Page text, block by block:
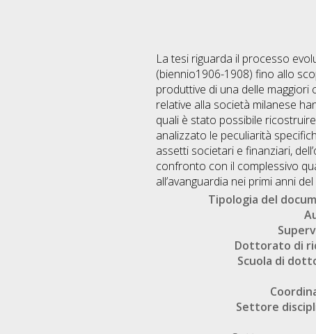
La tesi riguarda il processo
(biennio1906-1908) fino allo
produttive di una delle maggiori
relative alla società milanese
quali è stato possibile
analizzato le peculiarità
assetti societari e finanziari,
confronto con il complessivo
all’avanguardia nei primi anni
Tipologia del
Dottorato di
Scuola di
Settore